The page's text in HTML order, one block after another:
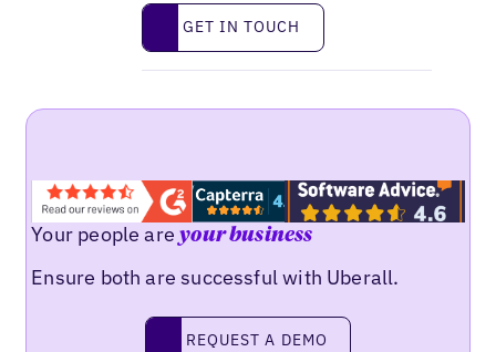
Get in touch
GET IN TOUCH
Your people areyour business
Ensure both are successful with Uberall.
Request a demo
REQUEST A DEMO